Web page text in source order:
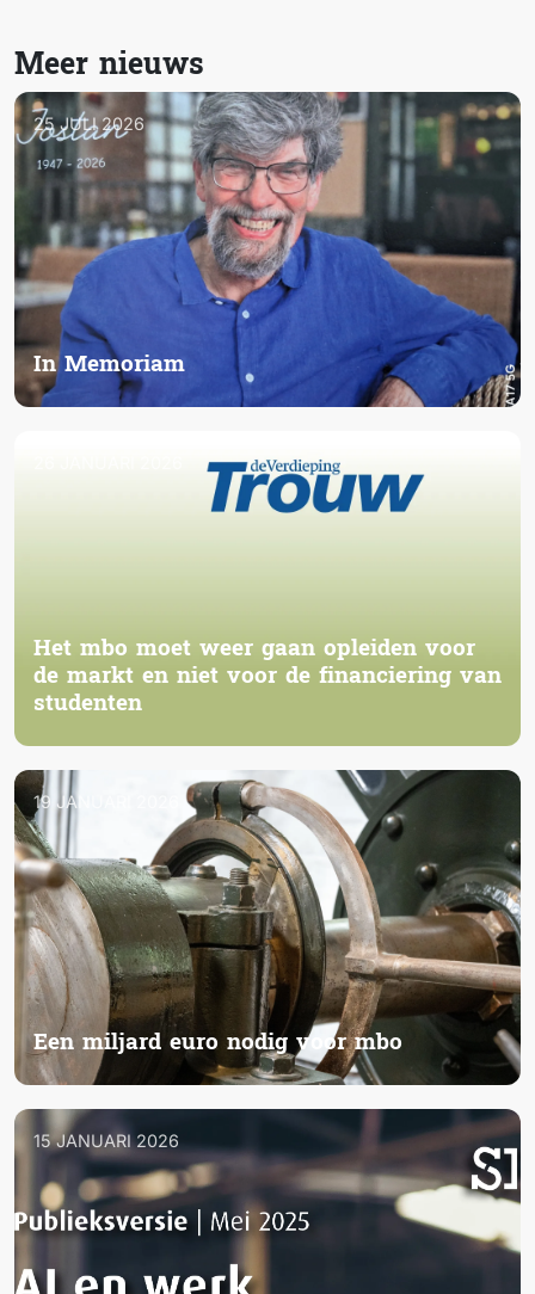
Meer nieuws
25 JULI 2026
In Memoriam
Het mbo moet weer gaan opleiden voor
de markt en niet voor de financiering van
studenten
19 JANUARI 2026
Een miljard euro nodig voor mbo
15 JANUARI 2026